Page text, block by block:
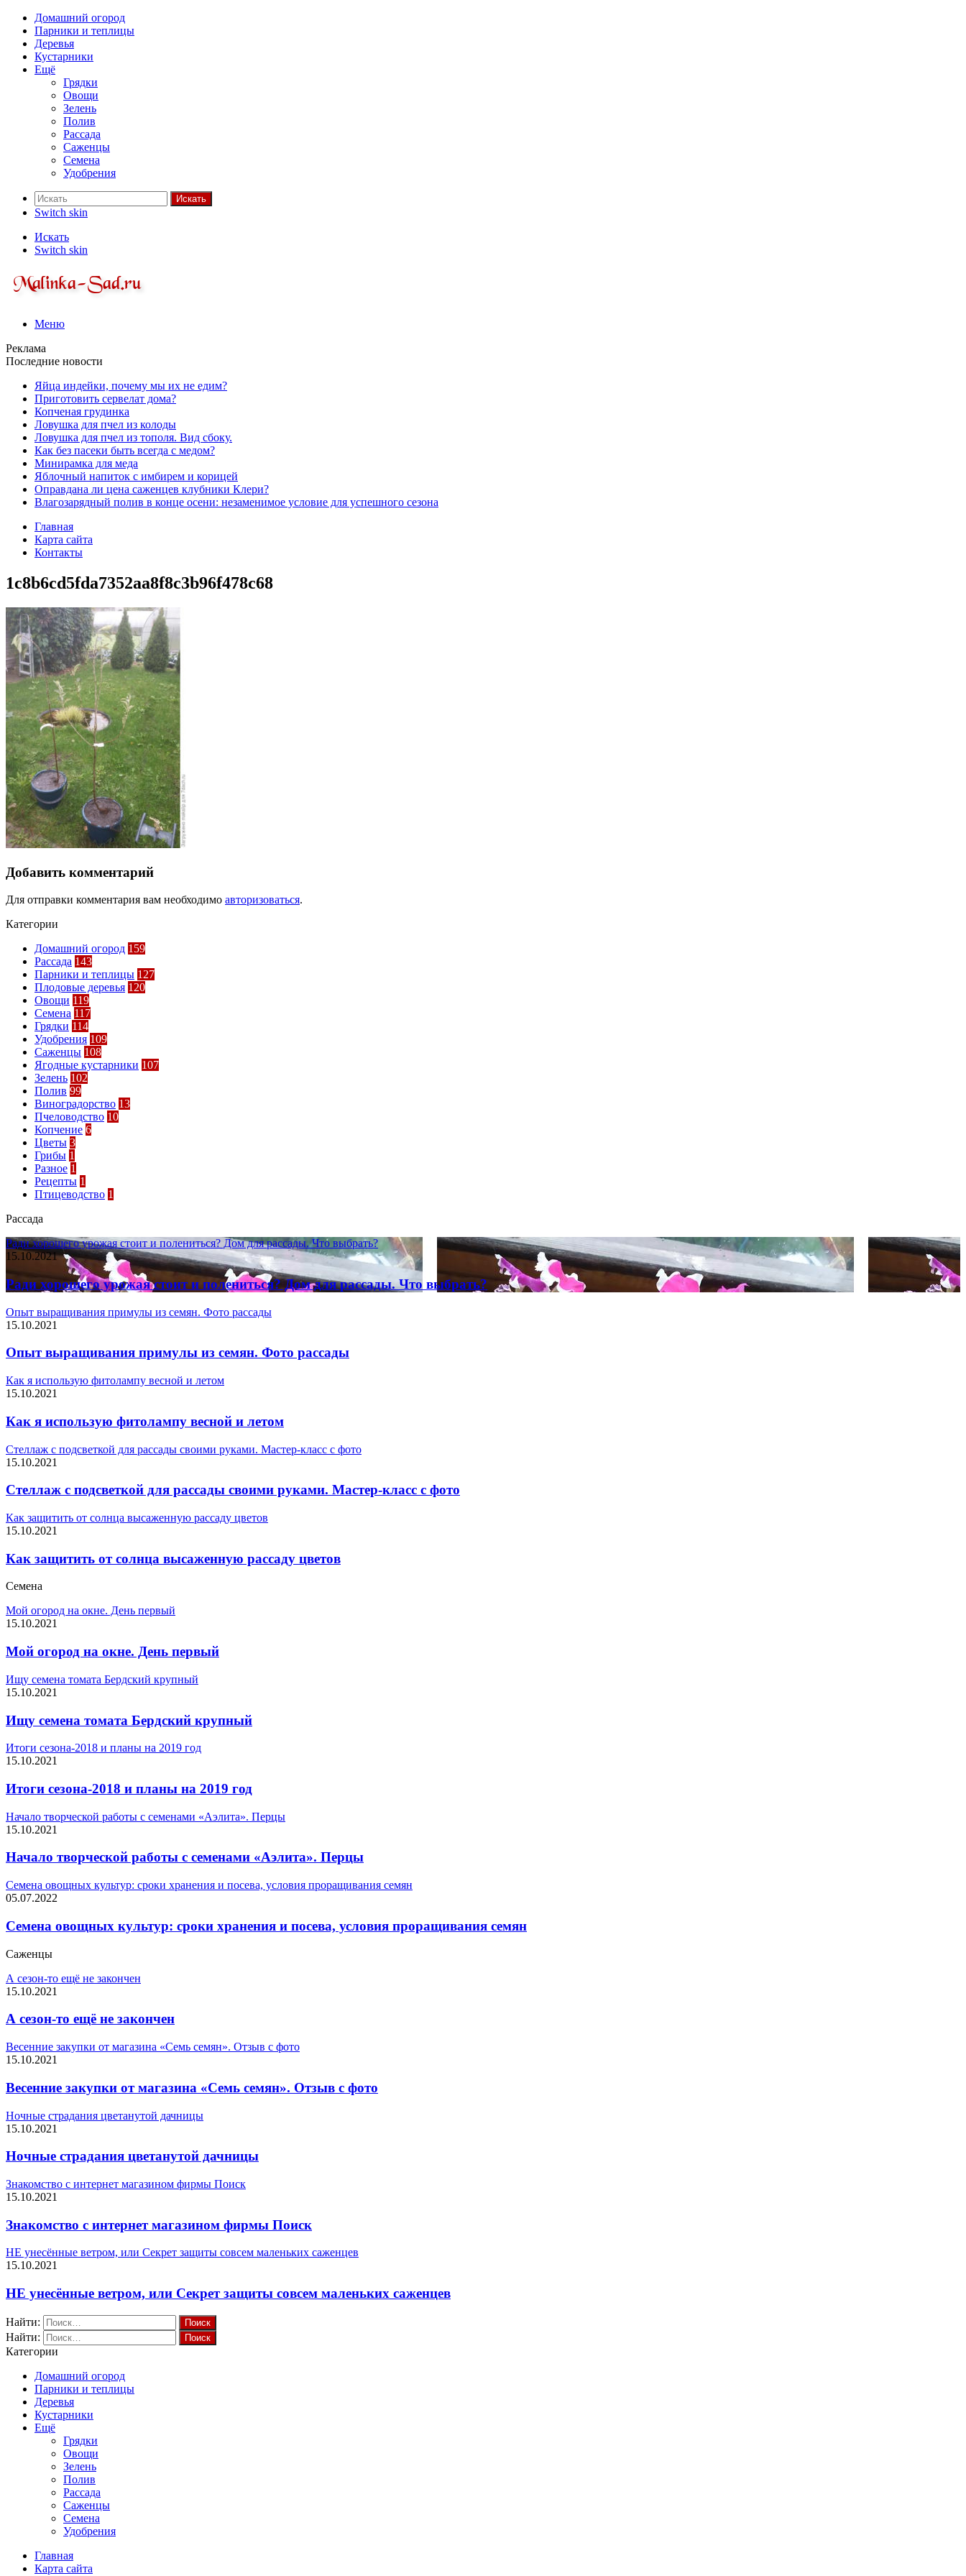
Домашний огород
Парники и теплицы
Деревья
Кустарники
Ещё
Грядки
Овощи
Зелень
Полив
Рассада
Саженцы
Семена
Удобрения
Искать
Switch skin
Искать
Switch skin
Меню
Реклама
Последние новости
Яйца индейки, почему мы их не едим?
Приготовить сервелат⁠⁠ дома?
Копченая грудинка
Ловушка для пчел из колоды
Ловушка для пчел из тополя. Вид сбоку.
Как без пасеки быть всегда с медом?
Минирамка для меда
Яблочный напиток с имбирем и корицей
Оправдана ли цена саженцев клубники Клери?
Влагозарядный полив в конце осени: незаменимое условие для успешного сезона
Главная
Карта сайта
Контакты
1c8b6cd5fda7352aa8f8c3b96f478c68
Добавить комментарий
Для отправки комментария вам необходимо авторизоваться.
Категории
Домашний огород 159
Рассада 143
Парники и теплицы 127
Плодовые деревья 120
Овощи 119
Семена 117
Грядки 114
Удобрения 109
Саженцы 108
Ягодные кустарники 107
Зелень 102
Полив 99
Виноградорство 13
Пчеловодство 10
Копчение 6
Цветы 3
Грибы 1
Разное 1
Рецепты 1
Птицеводство 1
Рассада
Ради хорошего урожая стоит и полениться? Дом для рассады. Что выбрать?
15.10.2021
Ради хорошего урожая стоит и полениться? Дом для рассады. Что выбрать?
Опыт выращивания примулы из семян. Фото рассады
15.10.2021
Опыт выращивания примулы из семян. Фото рассады
Как я использую фитолампу весной и летом
15.10.2021
Как я использую фитолампу весной и летом
Стеллаж с подсветкой для рассады своими руками. Мастер-класс с фото
15.10.2021
Стеллаж с подсветкой для рассады своими руками. Мастер-класс с фото
Как защитить от солнца высаженную рассаду цветов
15.10.2021
Как защитить от солнца высаженную рассаду цветов
Семена
Мой огород на окне. День первый
15.10.2021
Мой огород на окне. День первый
Ищу семена томата Бердский крупный
15.10.2021
Ищу семена томата Бердский крупный
Итоги сезона-2018 и планы на 2019 год
15.10.2021
Итоги сезона-2018 и планы на 2019 год
Начало творческой работы с семенами «Аэлита». Перцы
15.10.2021
Начало творческой работы с семенами «Аэлита». Перцы
Семена овощных культур: сроки хранения и посева, условия проращивания семян
05.07.2022
Семена овощных культур: сроки хранения и посева, условия проращивания семян
Саженцы
А сезон-то ещё не закончен
15.10.2021
А сезон-то ещё не закончен
Весенние закупки от магазина «Семь семян». Отзыв с фото
15.10.2021
Весенние закупки от магазина «Семь семян». Отзыв с фото
Ночные страдания цветанутой дачницы
15.10.2021
Ночные страдания цветанутой дачницы
Знакомство с интернет магазином фирмы Поиск
15.10.2021
Знакомство с интернет магазином фирмы Поиск
НЕ унесённые ветром, или Секрет защиты совсем маленьких саженцев
15.10.2021
НЕ унесённые ветром, или Секрет защиты совсем маленьких саженцев
Найти:
Найти:
Категории
Домашний огород
Парники и теплицы
Деревья
Кустарники
Ещё
Грядки
Овощи
Зелень
Полив
Рассада
Саженцы
Семена
Удобрения
Главная
Карта сайта